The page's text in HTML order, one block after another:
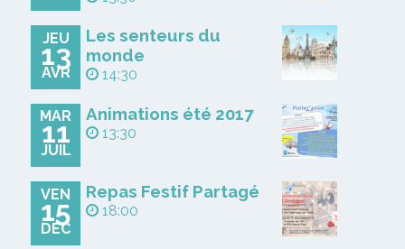
JEU
13
AVR
Les senteurs du
monde
14:30
MAR
11
JUIL
Animations été 2017
13:30
VEN
15
DÉC
Repas Festif Partagé
18:00